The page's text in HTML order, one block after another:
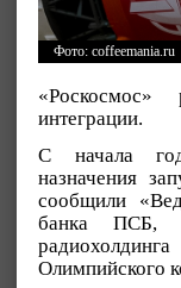
Фото: coffeemania.ru
интеграции.
С начала
назначения
сообщили
банка ПСБ,
Олимпийского